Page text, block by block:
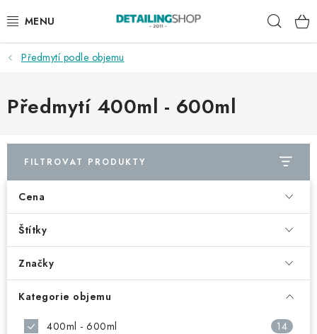
na
AKCE
NOVINKY
DÁRKOVÉ SADY A POUKAZY
ČLÁNKY
NAŠE SLUŽBY
Předmytí podle objemu
Předmytí 400ml - 600ml
FILTROVAT PRODUKTY
Cena
Štítky
Značky
Kategorie objemu
400ml - 600ml
14